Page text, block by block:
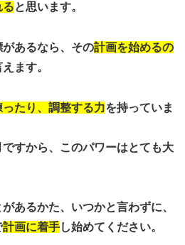
ると思います。
あるなら、その計画を始めるの
ます。
たり、調整する力を持っていま
すから、このパワーはとても大
あるかた、いつかと言わずに、
計画に着手し始めてください。